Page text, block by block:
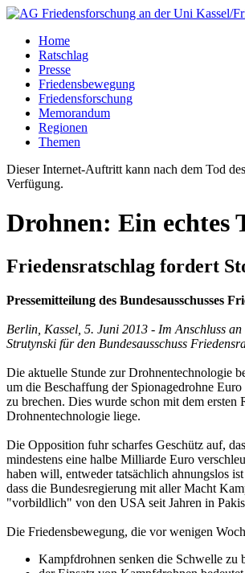
Home
Ratschlag
Presse
Friedensbewegung
Friedensforschung
Memorandum
Regionen
Themen
Dieser Internet-Auftritt kann nach dem Tod
Verfügung.
Drohnen: Ein echtes
Friedensratschlag fordert
Pressemitteilung des Bundesausschusses
Berlin, Kassel, 5. Juni 2013 - Im Anschluss
Strutynski für den Bundesausschuss
Die aktuelle Stunde zur Drohnentechnologie
um die Beschaffung der Spionagedrohne
zu brechen. Dies wurde schon mit dem
Drohnentechnologie liege.
Die Opposition fuhr scharfes Geschütz auf,
mindestens eine halbe Milliarde Euro
haben will, entweder tatsächlich ahnungslos
dass die Bundesregierung mit aller Macht
"vorbildlich" von den USA seit Jahren in
Die Friedensbewegung, die vor wenigen
Kampfdrohnen senken die Schwelle zu